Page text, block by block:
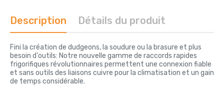
Description Détails du produit
Fini la création de dudgeons, la soudure ou la brasure et plus
besoin d'outils: Notre nouvelle gamme de raccords rapides
frigorifiques révolutionnaires permettent une connexion fiable
et sans outils des liaisons cuivre pour la climatisation et un gain
de temps considérable.